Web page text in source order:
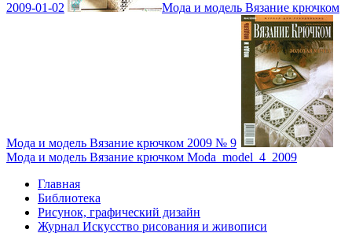
2009-01-02 Мода и модель Вязание крючком
Мода и модель Вязание крючком 2009 № 9
Мода и модель Вязание крючком Moda_model_4_2009
Главная
Библиотека
Рисунок, графический дизайн
Журнал Искусство рисования и живописи